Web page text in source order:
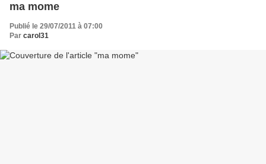
ma mome
Publié le 29/07/2011 à 07:00
Par carol31